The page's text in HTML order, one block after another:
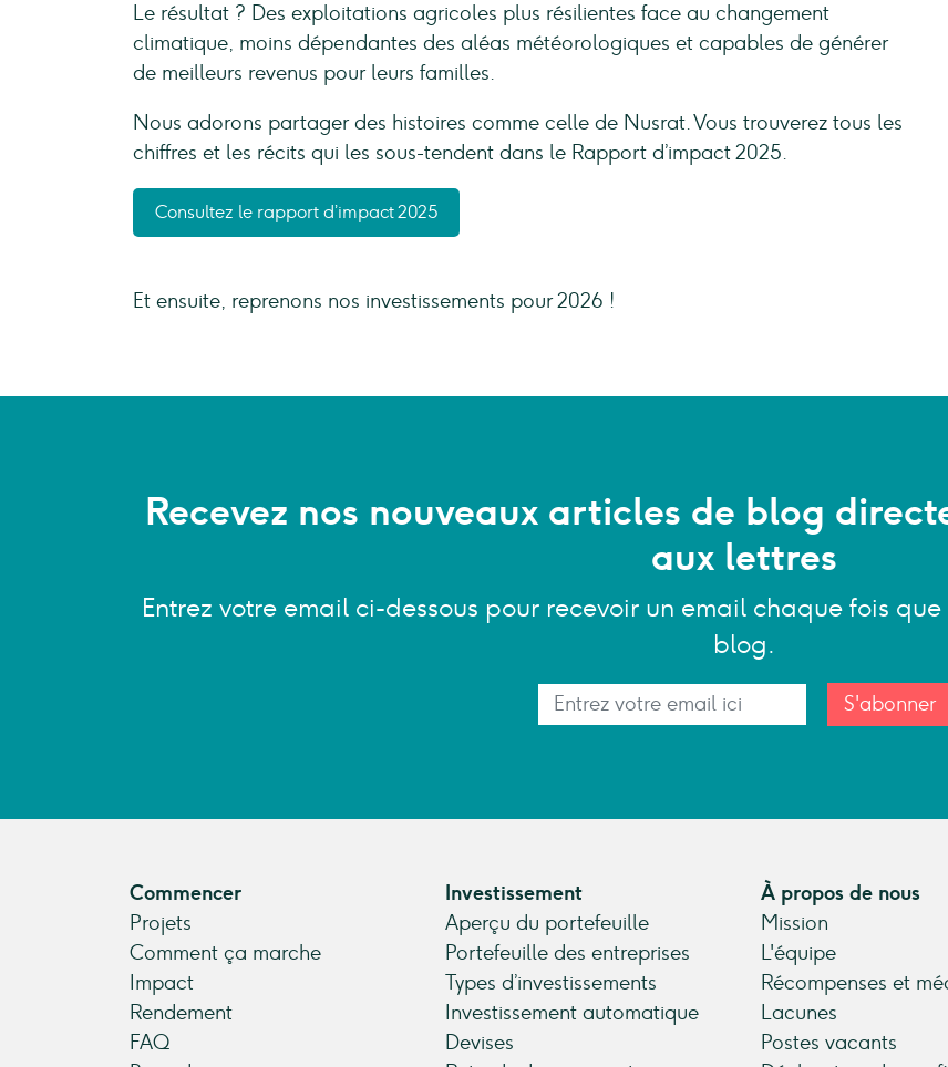
Le résultat ? Des exploitations agricoles plus résilientes face au changement
climatique, moins dépendantes des aléas météorologiques et capables de générer
de meilleurs revenus pour leurs familles.
Nous adorons partager des histoires comme celle de Nusrat. Vous trouverez tous les
chiffres et les récits qui les sous-tendent dans le Rapport d’impact 2025.
Consultez le rapport d’impact 2025
Et ensuite, reprenons nos investissements pour 2026 !
Recevez nos nouveaux articles de blog
aux lettres
Entrez votre email ci-dessous pour recevoir un email chaque fois
blog.
S'abonner
Commencer
Projets
Comment ça marche
Impact
Rendement
FAQ
Investissement
Aperçu du portefeuille
Portefeuille des entreprises
Types d’investissements
Investissement automatique
Devises
À propos de nous
Mission
L'équipe
Récompenses et
Lacunes
Postes vacants